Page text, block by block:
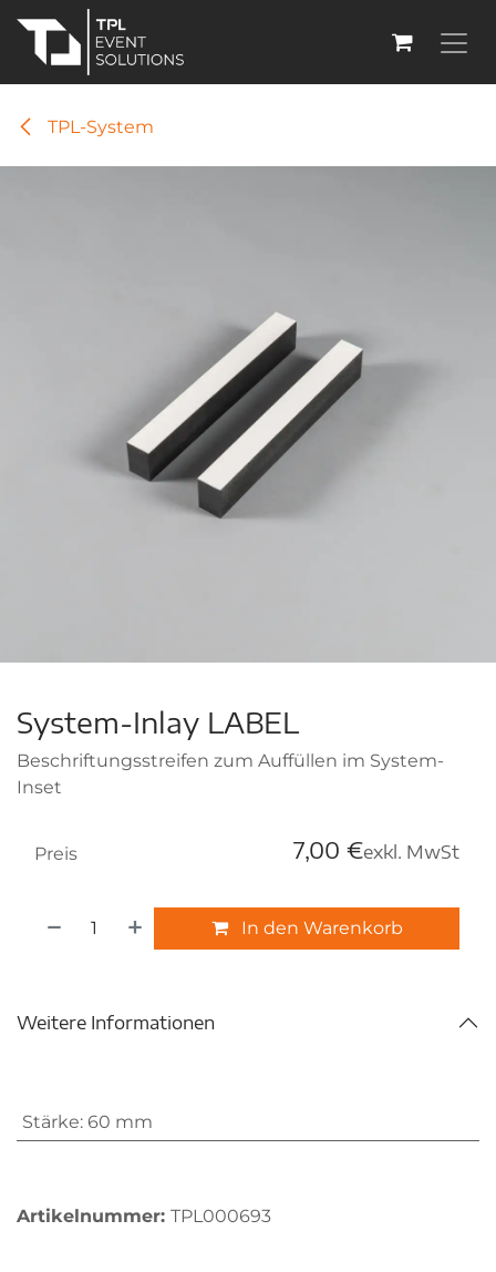
Zum Inhalt springen
TPL-System
System-Inlay LABEL
Beschriftungsstreifen zum Auffüllen im System-
Inset
In den Warenkorb
Preis 7,00 €exkl. MwSt
Weitere Informationen
Stärke: 60 mm
Artikelnummer: TPL000693